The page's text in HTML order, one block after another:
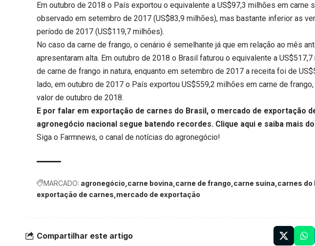
Em outubro de 2018 o País exportou o equivalente a US$97,3 milhões em carne
observado em setembro de 2017 (US$83,9 milhões), mas bastante inferior as
período de 2017 (US$119,7 milhões).
No caso da carne de frango, o cenário é semelhante já que em relação ao mês
apresentaram alta. Em outubro de 2018 o Brasil faturou o equivalente a
de carne de frango in natura, enquanto em setembro de 2017 a receita foi de
lado, em outubro de 2017 o País exportou US$559,2 milhões em carne de
valor de outubro de 2018.
E por falar em exportação de carnes do Brasil, o mercado de exportação
agronegócio nacional segue batendo recordes. Clique aqui e saiba mais
Siga o Farmnews, o canal de notícias do agronegócio!
MARCADO: agronegócio carne bovina carne de frango carne suína carnes do
exportação de carnes mercado de exportação
Compartilhar este artigo